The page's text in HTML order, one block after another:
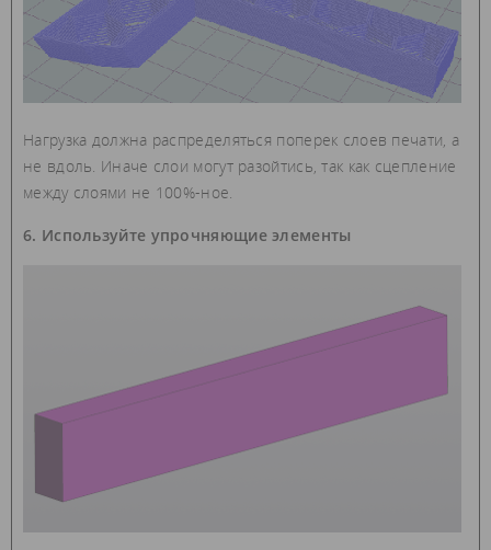
Нагрузка должна распределяться поперек слоев печати, а
не вдоль. Иначе слои могут разойтись, так как сцепление
между слоями не 100%-ное.
6. Используйте упрочняющие элементы